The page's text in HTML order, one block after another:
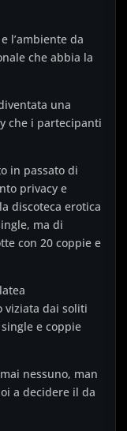
l’ambiente da
che abbia la
una
che i partecipanti
in passato di
privacy e
discoteca erotica
ma di
con 20 coppie e
viziata dai soliti
e coppie
nessuno, man
a decidere il da